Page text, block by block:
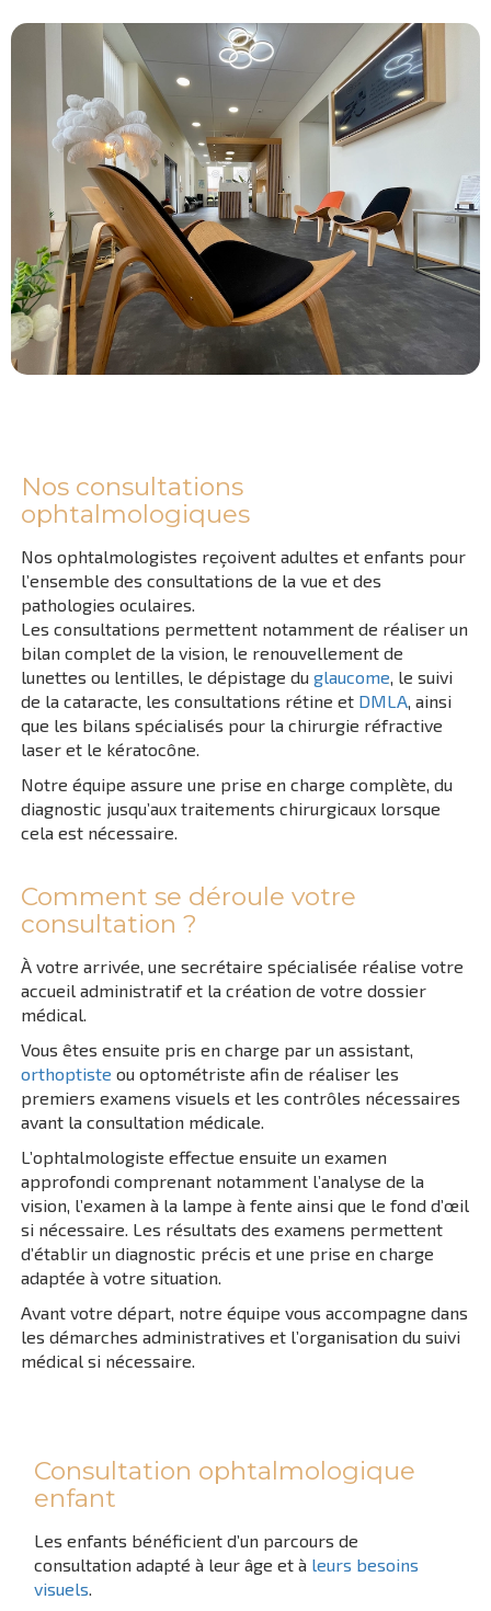
Nos consultations
ophtalmologiques
Nos ophtalmologistes reçoivent adultes et enfants pour
l’ensemble des consultations de la vue et des
pathologies oculaires.
Les consultations permettent notamment de réaliser un
bilan complet de la vision, le renouvellement de
lunettes ou lentilles, le dépistage du glaucome, le suivi
de la cataracte, les consultations rétine et DMLA, ainsi
que les bilans spécialisés pour la chirurgie réfractive
laser et le kératocône.
Notre équipe assure une prise en charge complète, du
diagnostic jusqu’aux traitements chirurgicaux lorsque
cela est nécessaire.
Comment se déroule votre
consultation ?
À votre arrivée, une secrétaire spécialisée réalise votre
accueil administratif et la création de votre dossier
médical.
Vous êtes ensuite pris en charge par un assistant,
orthoptiste ou optométriste afin de réaliser les
premiers examens visuels et les contrôles nécessaires
avant la consultation médicale.
L’ophtalmologiste effectue ensuite un examen
approfondi comprenant notamment l’analyse de la
vision, l’examen à la lampe à fente ainsi que le fond d’œil
si nécessaire. Les résultats des examens permettent
d’établir un diagnostic précis et une prise en charge
adaptée à votre situation.
Avant votre départ, notre équipe vous accompagne dans
les démarches administratives et l’organisation du suivi
médical si nécessaire.
Consultation ophtalmologique
enfant
Les enfants bénéficient d’un parcours de
consultation adapté à leur âge et à leurs besoins
visuels